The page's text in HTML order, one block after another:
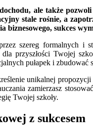
ale także
stale rośnie, a
biznesowego, sukces
szereg formalnych
przyszłości Twojej
pułapek i
unikalnej
zamierzasz
Twojej szkoły.
z sukcesem